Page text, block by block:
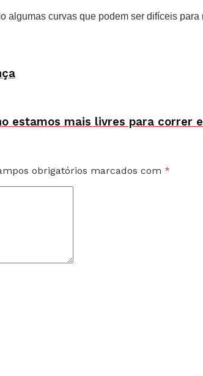
algumas curvas que podem ser difíceis
estamos mais livres para correr
obrigatórios marcados com *